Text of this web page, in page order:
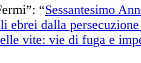
“Sessantesimo
ebrei dalla
vite: vie di fuga e